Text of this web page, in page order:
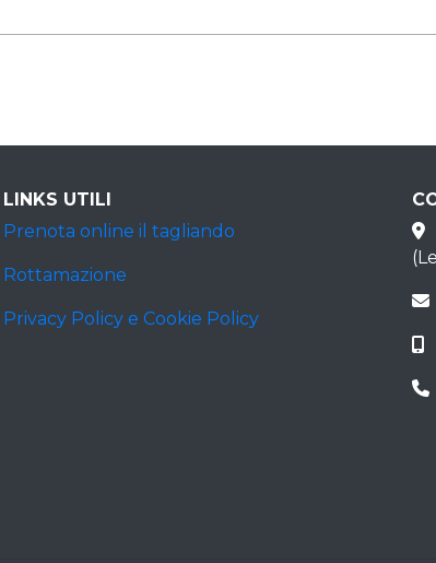
LINKS UTILI
Prenota online il tagliando
Rottamazione
Privacy Policy e Cookie Policy